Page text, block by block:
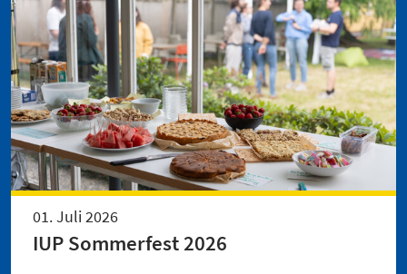
01. Juli 2026
IUP Sommerfest 2026